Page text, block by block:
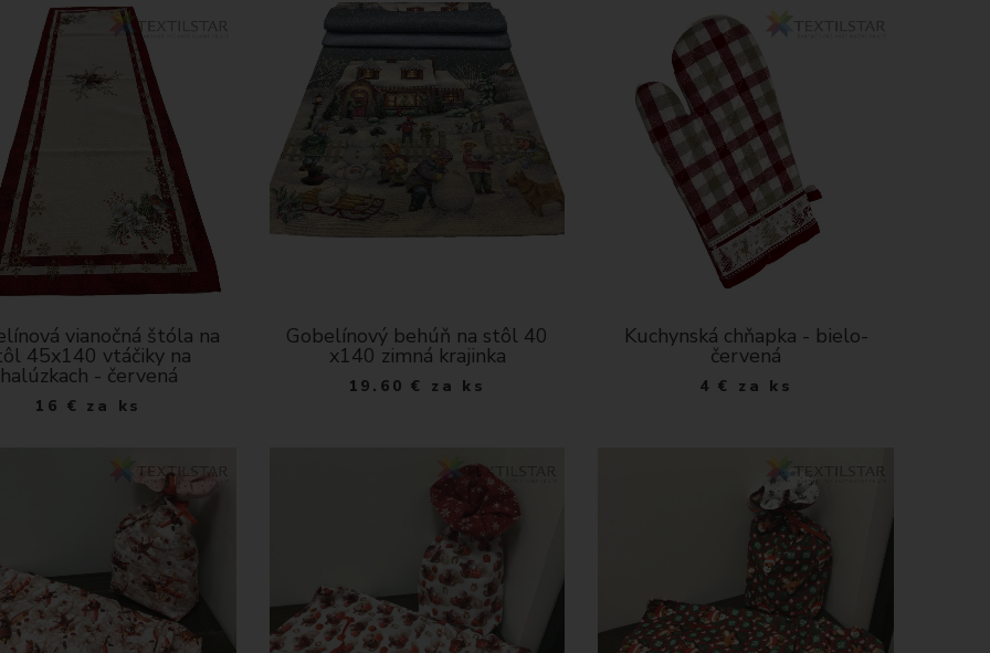
vianočná štóla na
45x140 vtáčiky na
halúzkach - červená
16 € za ks
Gobelínový behúň na stôl 40
x140 zimná krajinka
19.60 € za ks
Kuchynská chňapka - bielo-
červená
4 € za ks